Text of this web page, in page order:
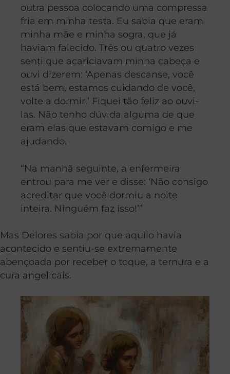
outra pessoa colocando uma compressa
fria em minha testa. Eu sabia que eram
minha mãe e minha sogra, que já
haviam falecido. Três ou quatro vezes
senti que acariciavam minha cabeça e
ouvi dizerem: ‘Apenas descanse, você
está bem, estamos cuidando de você,
volte a dormir.’ Fiquei tão feliz ao ouvi-
las. Não tenho dúvida alguma de que
eram elas que estavam comigo e me
ajudando.
“Na manhã seguinte, a enfermeira
entrou para me ver e disse: ‘Não consigo
acreditar que você dormiu a noite
inteira. Ninguém faz isso!’”
Mas Delores sabia por que aquilo havia
acontecido e sentiu-se extremamente
abençoada por receber o toque, a ternura e a
cura angelicais.